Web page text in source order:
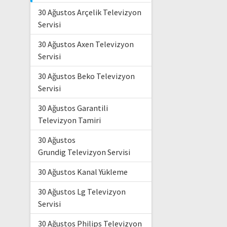
30 Ağustos Arçelik Televizyon
Servisi
30 Ağustos Axen Televizyon
Servisi
30 Ağustos Beko Televizyon
Servisi
30 Ağustos Garantili
Televizyon Tamiri
30 Ağustos
Grundig Televizyon Servisi
30 Ağustos Kanal Yükleme
30 Ağustos Lg Televizyon
Servisi
30 Ağustos Philips Televizyon